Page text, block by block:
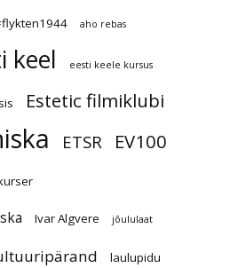
aho rebas
keel eesti keele kursus
Estetic filmiklubi
ETSR EV100
Ivar Algvere jõululaat
laulupidu